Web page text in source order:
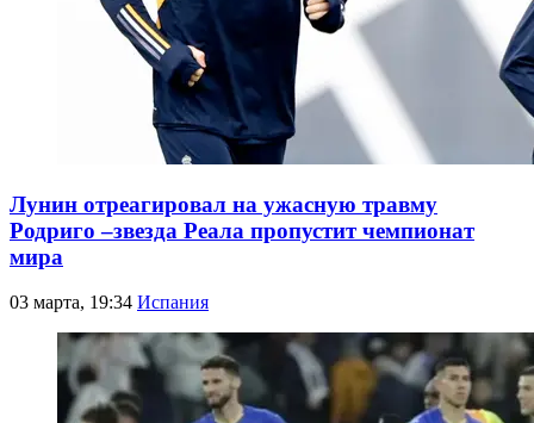
Лунин отреагировал на ужасную травму
Родриго –звезда Реала пропустит чемпионат
мира
03 марта, 19:34 Испания